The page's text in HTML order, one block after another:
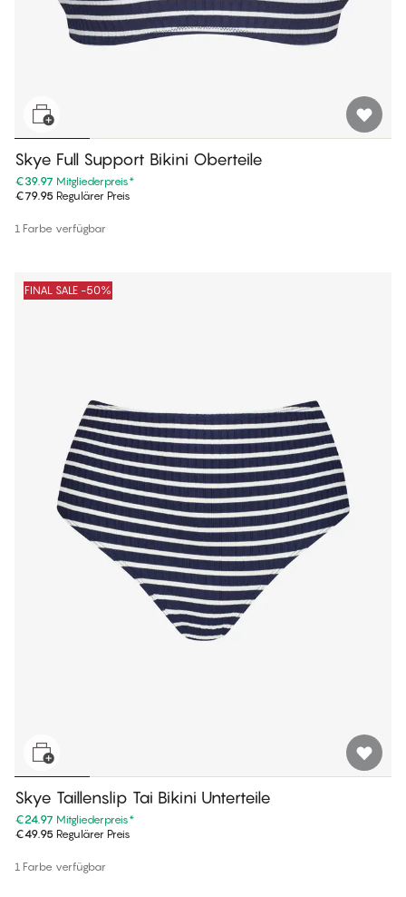
Skye Full Support Bikini Oberteile
€39.97 Mitgliederpreis*
€79.95 Regulärer Preis
1 Farbe verfügbar
FINAL SALE -50%
Skye Taillenslip Tai Bikini Unterteile
€24.97 Mitgliederpreis*
€49.95 Regulärer Preis
1 Farbe verfügbar